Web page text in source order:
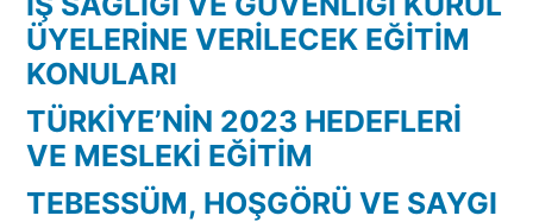
ÜYELERİNE VERİLECEK EĞİTİM
KONULARI
TÜRKİYE’NİN 2023 HEDEFLERİ
VE MESLEKİ EĞİTİM
TEBESSÜM, HOŞGÖRÜ VE SAYGI